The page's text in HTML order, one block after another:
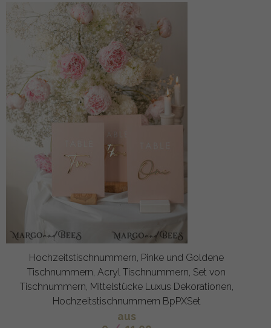
Hochzeitstischnummern, Pinke und Goldene
Tischnummern, Acryl Tischnummern, Set von
Tischnummern, Mittelstücke Luxus Dekorationen,
Hochzeitstischnummern BpPXSet
aus